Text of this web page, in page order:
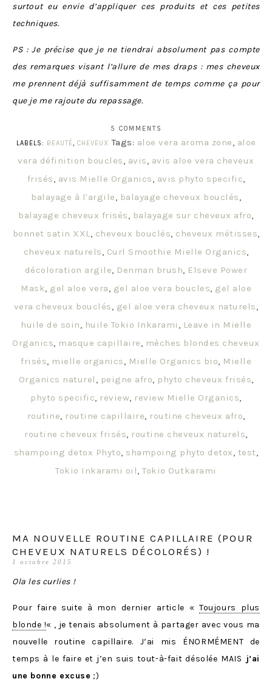
surtout eu envie d’appliquer ces produits et ces petites
techniques.
PS : Je précise que je ne tiendrai absolument pas compte
des remarques visant l’allure de mes draps : mes cheveux
me prennent déjà suffisamment de temps comme ça pour
que je me rajoute du repassage.
5 COMMENTS
LABELS: BEAUTÉ, CHEVEUX Tags: aloe vera aroma zone, aloe
vera définition boucles, avis, avis aloe vera cheveux
frisés, avis Mielle Organics, avis phyto specific,
balayage à l'argile, balayage cheveux bouclés,
balayage cheveux frisés, balayage sur cheveux afro,
bonnet satin XXL, cheveux bouclés, cheveux métisses,
cheveux naturels, Curl Smoothie Mielle Organics,
décoloration argile, Denman brush, Elseve Power
Mask, gel aloe vera, gel aloe vera boucles, gel aloe
vera cheveux bouclés, gel aloe vera cheveux naturels,
huile de soin, huile Tokio Inkarami , Leave in Mielle
Organics, masque capillaire, mèches blondes cheveux
frisés, mielle organics, Mielle Organics bio, Mielle
Organics naturel , peigne afro, phyto cheveux frisés,
phyto specific, review, review Mielle Organics,
routine, routine capillaire, routine cheveux afro,
routine cheveux frisés, routine cheveux naturels,
shampoing detox Phyto, shampoing phyto detox, test,
Tokio Inkarami oil,Tokio Outkarami
MA NOUVELLE ROUTINE CAPILLAIRE (POUR
CHEVEUX NATURELS DÉCOLORÉS) !
1 octobre 2015
Ola les curlies !
Pour faire suite à mon dernier article «Toujours plus
blonde !« , je tenais absolument à partager avec vous ma
nouvelle routine capillaire. J’ai mis ÉNORMÉMENT de
temps à le faire et j’en suis tout-à-fait désolée MAIS j’ai
une bonne excuse ;)